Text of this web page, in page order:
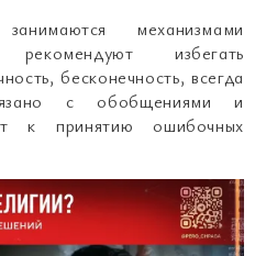
механизмами
избегать
бесконечность, всегда
с обобщениями и
к принятию ошибочных